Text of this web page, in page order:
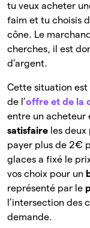
tu veux acheter
faim et tu choisis
cône. Le
cherches, il est
d’argent.
Cette situation
de l’offre et de la
entre un acheteur
satisfaire les
payer plus de 2€
glaces a fixé le
vos choix pour un
représenté par le
l’intersection des
demande.